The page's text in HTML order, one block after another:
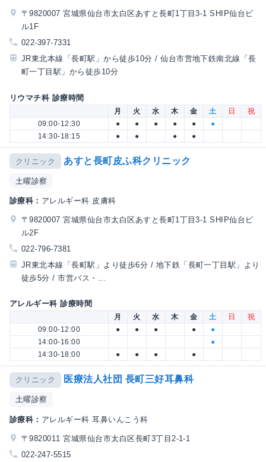
〒9820007 宮城県仙台市太白区あすと長町1丁目3-1 SHIP仙台ビ
ル1F
022-397-7331
JR東北本線「長町駅」から徒歩10分 / 仙台市営地下鉄南北線「長
町一丁目駅」から徒歩10分
リウマチ科 診療時間
月 火 水 木 金 土 日
祝
09:00-12:30
● ● ● ● ●
●
14:30-18:15
● ● ● ●
クリニック あすと長町皮ふ科クリニック
土曜診察
診療科： アレルギー科 皮膚科
〒9820007 宮城県仙台市太白区あすと長町1丁目3-1 SHIP仙台ビ
ル2F
022-796-7381
JR東北本線「長町駅」より徒歩6分 / 地下鉄「長町一丁目駅」より
徒歩5分 / 市営バス・...
アレルギー科 診療時間
月 火 水 木 金 土 日
祝
09:00-12:00
● ● ● ●
●
14:00-16:00
●
14:30-18:00
● ● ● ●
クリニック 医療法人社団 長町三好耳鼻科
土曜診察
診療科： アレルギー科 耳鼻いんこう科
〒9820011 宮城県仙台市太白区長町3丁目2-1-1
022-247-5515